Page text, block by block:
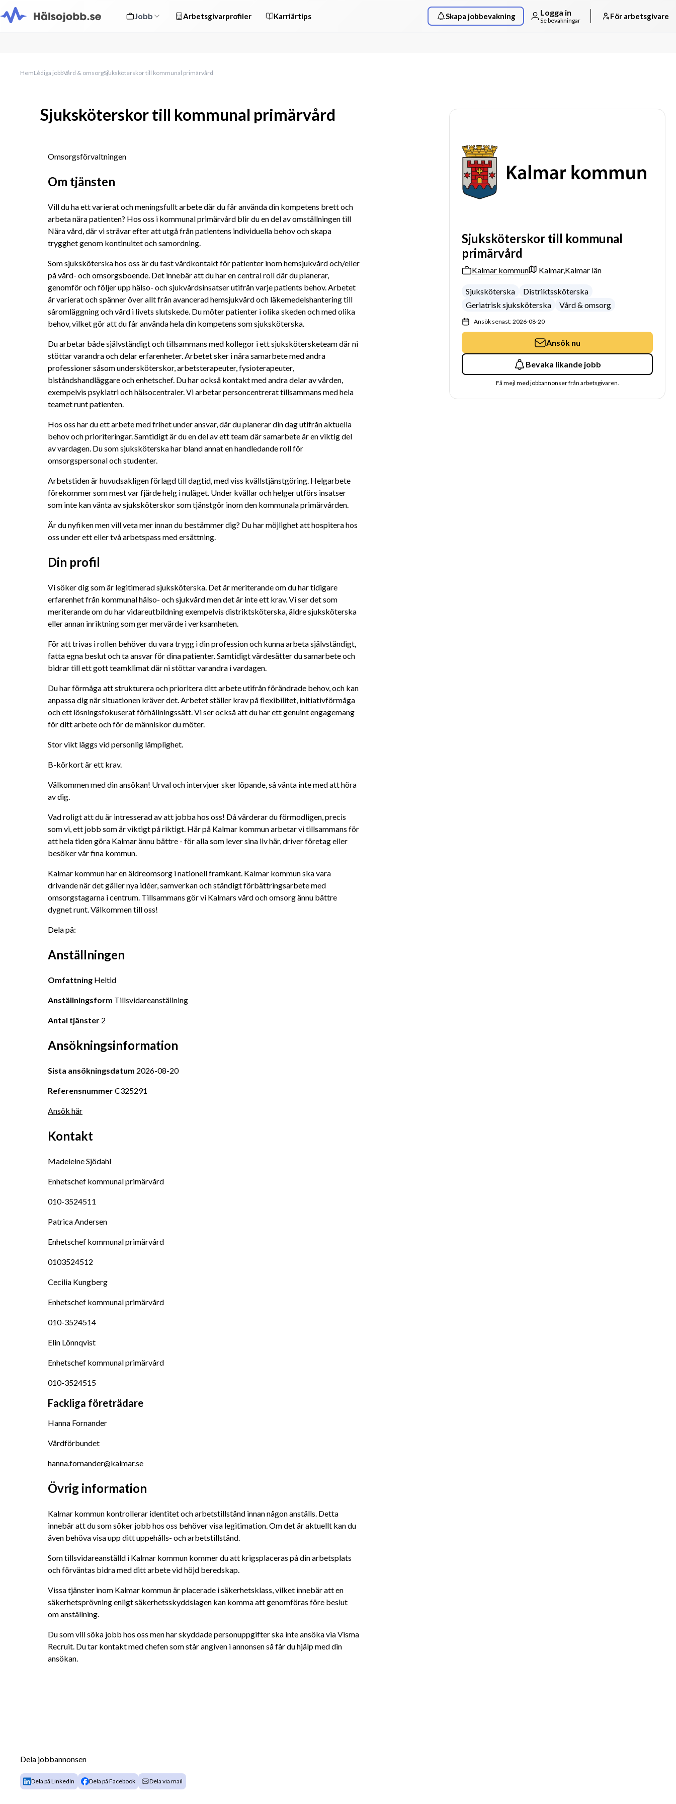
Jobb Arbetsgivarprofiler Karriärtips Skapa jobbevakning Logga in
Se bevakningar För arbetsgivare
HemLediga jobbVård & omsorgSjuksköterskor till kommunal primärvård
Sjuksköterskor till kommunal primärvård
Omsorgsförvaltningen
Om tjänsten
Vill du ha ett varierat och meningsfullt arbete där du får använda din kompetens brett och
arbeta nära patienten? Hos oss i kommunal primärvård blir du en del av omställningen till
Nära vård, där vi strävar efter att utgå från patientens individuella behov och skapa
trygghet genom kontinuitet och samordning.
Som sjuksköterska hos oss är du fast vårdkontakt för patienter inom hemsjukvård och/eller
på vård- och omsorgsboende. Det innebär att du har en central roll där du planerar,
genomför och följer upp hälso- och sjukvårdsinsatser utifrån varje patients behov. Arbetet
är varierat och spänner över allt från avancerad hemsjukvård och läkemedelshantering till
såromläggning och vård i livets slutskede. Du möter patienter i olika skeden och med olika
behov, vilket gör att du får använda hela din kompetens som sjuksköterska.
Du arbetar både självständigt och tillsammans med kollegor i ett sjukskötersketeam där ni
stöttar varandra och delar erfarenheter. Arbetet sker i nära samarbete med andra
professioner såsom undersköterskor, arbetsterapeuter, fysioterapeuter,
biståndshandläggare och enhetschef. Du har också kontakt med andra delar av vården,
exempelvis psykiatri och hälsocentraler. Vi arbetar personcentrerat tillsammans med hela
teamet runt patienten.
Hos oss har du ett arbete med frihet under ansvar, där du planerar din dag utifrån aktuella
behov och prioriteringar. Samtidigt är du en del av ett team där samarbete är en viktig del
av vardagen. Du som sjuksköterska har bland annat en handledande roll för
omsorgspersonal och studenter.
Arbetstiden är huvudsakligen förlagd till dagtid, med viss kvällstjänstgöring. Helgarbete
förekommer som mest var fjärde helg i nuläget. Under kvällar och helger utförs insatser
som inte kan vänta av sjuksköterskor som tjänstgör inom den kommunala primärvården.
Är du nyfiken men vill veta mer innan du bestämmer dig? Du har möjlighet att hospitera hos
oss under ett eller två arbetspass med ersättning.
Din profil
Vi söker dig som är legitimerad sjuksköterska. Det är meriterande om du har tidigare
erfarenhet från kommunal hälso- och sjukvård men det är inte ett krav. Vi ser det som
meriterande om du har vidareutbildning exempelvis distriktsköterska, äldre sjuksköterska
eller annan inriktning som ger mervärde i verksamheten.
För att trivas i rollen behöver du vara trygg i din profession och kunna arbeta självständigt,
fatta egna beslut och ta ansvar för dina patienter. Samtidigt värdesätter du samarbete och
bidrar till ett gott teamklimat där ni stöttar varandra i vardagen.
Du har förmåga att strukturera och prioritera ditt arbete utifrån förändrade behov, och kan
anpassa dig när situationen kräver det. Arbetet ställer krav på flexibilitet, initiativförmåga
och ett lösningsfokuserat förhållningssätt. Vi ser också att du har ett genuint engagemang
för ditt arbete och för de människor du möter.
Stor vikt läggs vid personlig lämplighet.
B-körkort är ett krav.
Välkommen med din ansökan! Urval och intervjuer sker löpande, så vänta inte med att höra
av dig.
Vad roligt att du är intresserad av att jobba hos oss! Då värderar du förmodligen, precis
som vi, ett jobb som är viktigt på riktigt. Här på Kalmar kommun arbetar vi tillsammans för
att hela tiden göra Kalmar ännu bättre - för alla som lever sina liv här, driver företag eller
besöker vår fina kommun.
Kalmar kommun har en äldreomsorg i nationell framkant. Kalmar kommun ska vara
drivande när det gäller nya idéer, samverkan och ständigt förbättringsarbete med
omsorgstagarna i centrum. Tillsammans gör vi Kalmars vård och omsorg ännu bättre
dygnet runt. Välkommen till oss!
Dela på:
Anställningen
Omfattning Heltid
Anställningsform Tillsvidareanställning
Antal tjänster 2
Ansökningsinformation
Sista ansökningsdatum 2026-08-20
Referensnummer C325291
Ansök här
Kontakt
Madeleine Sjödahl
Enhetschef kommunal primärvård
010-3524511
Patrica Andersen
Enhetschef kommunal primärvård
0103524512
Cecilia Kungberg
Enhetschef kommunal primärvård
010-3524514
Elin Lönnqvist
Enhetschef kommunal primärvård
010-3524515
Fackliga företrädare
Hanna Fornander
Vårdförbundet
hanna.fornander@kalmar.se
Övrig information
Kalmar kommun kontrollerar identitet och arbetstillstånd innan någon anställs. Detta
innebär att du som söker jobb hos oss behöver visa legitimation. Om det är aktuellt kan du
även behöva visa upp ditt uppehålls- och arbetstillstånd.
Som tillsvidareanställd i Kalmar kommun kommer du att krigsplaceras på din arbetsplats
och förväntas bidra med ditt arbete vid höjd beredskap.
Vissa tjänster inom Kalmar kommun är placerade i säkerhetsklass, vilket innebär att en
säkerhetsprövning enligt säkerhetsskyddslagen kan komma att genomföras före beslut
om anställning.
Du som vill söka jobb hos oss men har skyddade personuppgifter ska inte ansöka via Visma
Recruit. Du tar kontakt med chefen som står angiven i annonsen så får du hjälp med din
ansökan.
Sjuksköterskor till kommunal
primärvård
Kalmar kommun Kalmar,Kalmar län
Sjuksköterska
Distriktssköterska
Geriatrisk sjuksköterska
Vård & omsorg
Ansök senast: 2026-08-20
Ansök nu
Bevaka likande jobb
Få mejl med jobbannonser från arbetsgivaren.
Dela jobbannonsen
Dela på LinkedIn Dela på Facebook Dela via mail